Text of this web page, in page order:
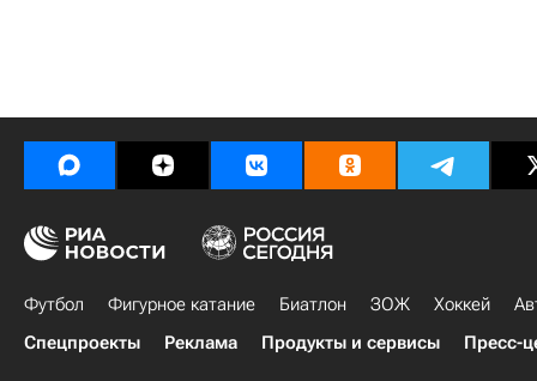
Футбол Фигурное катание Биатлон ЗОЖ Хоккей
Спецпроекты
Реклама Продукты и сервисы Пресс-